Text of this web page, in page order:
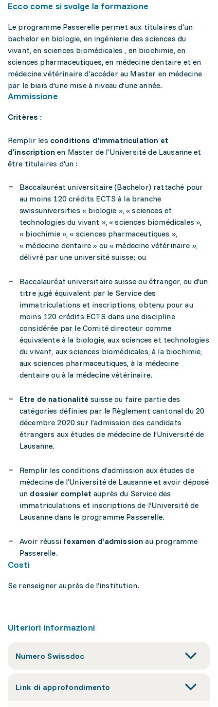
Ecco come si svolge la formazione
Le programme Passerelle permet aux titulaires d’un
bachelor en biologie, en ingénierie des sciences du
vivant, en sciences biomédicales , en biochimie, en
sciences pharmaceutiques, en médecine dentaire et en
médecine vétérinaire d’accéder au Master en médecine
par le biais d’une mise à niveau d’une année.
Ammissione
Critères :
Remplir les conditions d'immatriculation et
d'inscription en Master de l'Université de Lausanne et
être titulaires d'un :
Baccalauréat universitaire (Bachelor) rattaché pour
au moins 120 crédits ECTS à la branche
swissuniversities « biologie », « sciences et
technologies du vivant », « sciences biomédicales »,
« biochimie », « sciences pharmaceutiques »,
« médecine dentaire » ou « médecine vétérinaire »,
délivré par une université suisse; ou
Baccalauréat universitaire suisse ou étranger, ou d'un
titre jugé équivalent par le Service des
immatriculations et inscriptions, obtenu pour au
moins 120 crédits ECTS dans une discipline
considérée par le Comité directeur comme
équivalente à la biologie, aux sciences et technologies
du vivant, aux sciences biomédicales, à la biochimie,
aux sciences pharmaceutiques, à la médecine
dentaire ou à la médecine vétérinaire.
Etre de nationalité suisse ou faire partie des
catégories définies par le Règlement cantonal du 20
décembre 2020 sur l’admission des candidats
étrangers aux études de médecine de l’Université de
Lausanne.
Remplir les conditions d’admission aux études de
médecine de l’Université de Lausanne et avoir déposé
un dossier complet auprès du Service des
immatriculations et inscriptions de l’Université de
Lausanne dans le programme Passerelle.
Avoir réussi l’examen d’admission au programme
Passerelle.
Costi
Se renseigner auprès de l’institution.
Ulteriori informazioni
Numero Swissdoc
Link di approfondimento